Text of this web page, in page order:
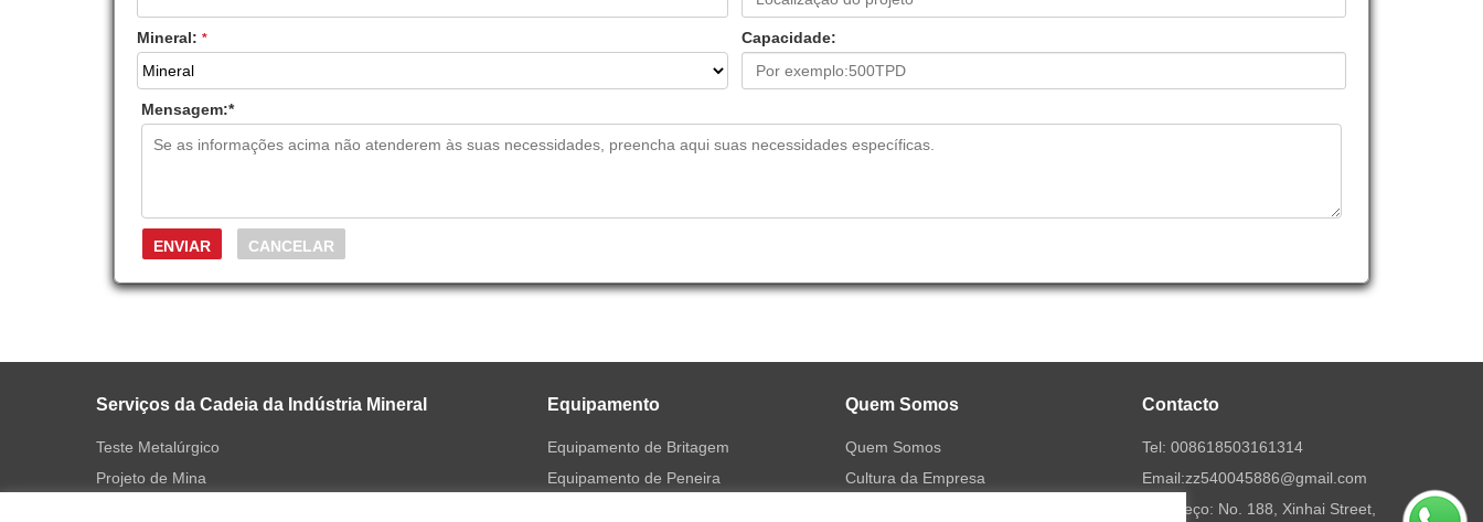
Mineral: * Capacidade:
Mensagem:*
Serviços da Cadeia da Indústria Mineral
Teste Metalúrgico
Projeto de Mina
Equipamento
Equipamento de Britagem
Equipamento de Peneira
Quem Somos
Quem Somos
Cultura da Empresa
Contacto
Tel: 008618503161314
Email:zz540045886@gmail.com
Endereço: No. 188, Xinhai Street,